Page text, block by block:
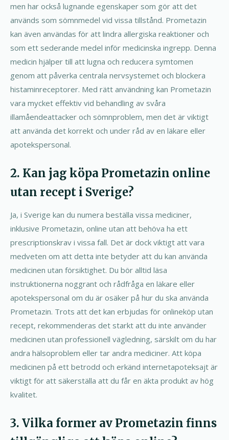
men har också lugnande egenskaper som gör att det
används som sömnmedel vid vissa tillstånd. Prometazin
kan även användas för att lindra allergiska reaktioner och
som ett sederande medel inför medicinska ingrepp. Denna
medicin hjälper till att lugna och reducera symtomen
genom att påverka centrala nervsystemet och blockera
histaminreceptorer. Med rätt användning kan Prometazin
vara mycket effektiv vid behandling av svåra
illamåendeattacker och sömnproblem, men det är viktigt
att använda det korrekt och under råd av en läkare eller
apotekspersonal.
2. Kan jag köpa Prometazin online
utan recept i Sverige?
Ja, i Sverige kan du numera beställa vissa mediciner,
inklusive Prometazin, online utan att behöva ha ett
prescriptionskrav i vissa fall. Det är dock viktigt att vara
medveten om att detta inte betyder att du kan använda
medicinen utan försiktighet. Du bör alltid läsa
instruktionerna noggrant och rådfråga en läkare eller
apotekspersonal om du är osäker på hur du ska använda
Prometazin. Trots att det kan erbjudas för onlineköp utan
recept, rekommenderas det starkt att du inte använder
medicinen utan professionell vägledning, särskilt om du har
andra hälsoproblem eller tar andra mediciner. Att köpa
medicinen på ett betrodd och erkänd internetapoteksajt är
viktigt för att säkerställa att du får en äkta produkt av hög
kvalitet.
3. Vilka former av Prometazin finns